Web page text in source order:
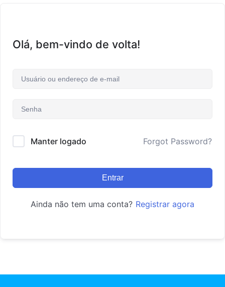
Olá, bem-vindo de volta!
Manter logado Forgot Password?
Entrar
Ainda não tem uma conta? Registrar agora